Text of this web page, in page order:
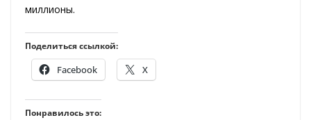
миллионы.
Поделиться ссылкой:
Facebook X
Понравилось это: